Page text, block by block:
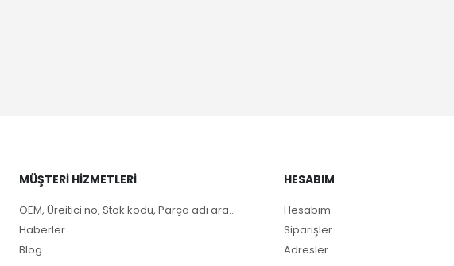
MÜŞTERI HIZMETLERI
OEM, Üreitici no, Stok kodu, Parça adı ara...
Haberler
Blog
HESABIM
Hesabım
Siparişler
Adresler